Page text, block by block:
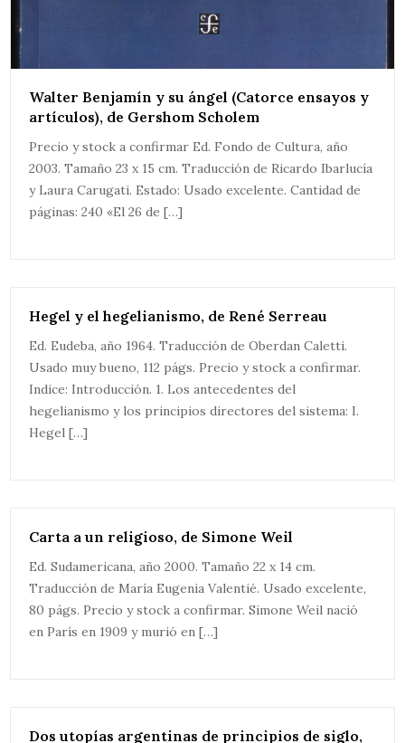
Walter Benjamín y su ángel (Catorce ensayos y
artículos), de Gershom Scholem
Precio y stock a confirmar Ed. Fondo de Cultura, año
2003. Tamaño 23 x 15 cm. Traducción de Ricardo Ibarlucía
y Laura Carugati. Estado: Usado excelente. Cantidad de
páginas: 240 «El 26 de […]
Hegel y el hegelianismo, de René Serreau
Ed. Eudeba, año 1964. Traducción de Oberdan Caletti.
Usado muy bueno, 112 págs. Precio y stock a confirmar.
Indice: Introducción. 1. Los antecedentes del
hegelianismo y los principios directores del sistema: I.
Hegel […]
Carta a un religioso, de Simone Weil
Ed. Sudamericana, año 2000. Tamaño 22 x 14 cm.
Traducción de María Eugenia Valentié. Usado excelente,
80 págs. Precio y stock a confirmar. Simone Weil nació
en París en 1909 y murió en […]
Dos utopías argentinas de principios de siglo,